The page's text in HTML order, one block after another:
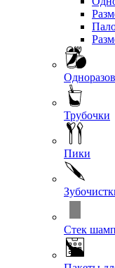
Трубочки
Пики
Стек